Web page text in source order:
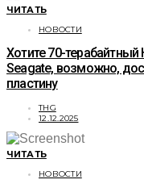
ЧИТАТЬ
НОВОСТИ
Хотите 70-терабайтный
Seagate, возможно,
пластину
THG
12.12.2025
ЧИТАТЬ
НОВОСТИ